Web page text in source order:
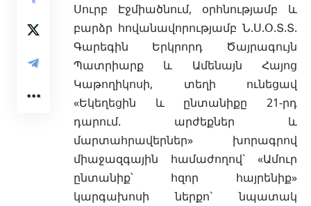
Սուրբ Էջմիածնում, օրհնությամբ և
բարձր հովանավորությամբ Ն.Ս.Օ.Տ.Տ.
Գարեգին Երկրորդ Ծայրագույն
Պատրիարք և Ամենայն Հայոց
Կաթողիկոսի, տեղի ունեցավ
«Եկեղեցին և ընտանիքը 21-րդ
դարում. արժեքներ և
մարտահրավերներ» խորագրով
միաջազգային համաժողով` «Ամուր
ընտանիք՝ հզոր հայրենիք»
կարգախոսի ներքո` նպատակ